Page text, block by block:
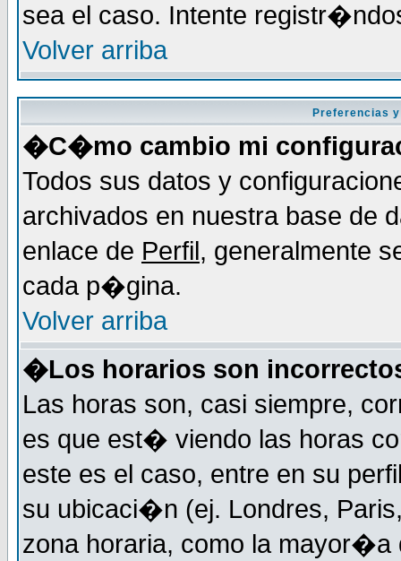
sea el caso. Intente
Volver arriba
Preferencias
�C�mo cambio mi
Todos sus datos y
archivados en nuestra base de
enlace de Perfil, generalmente
cada p�gina.
Volver arriba
�Los horarios son
Las horas son, casi siempre,
es que est� viendo las horas
este es el caso, entre en su
su ubicaci�n (ej. Londres,
zona horaria, como la mayor�a